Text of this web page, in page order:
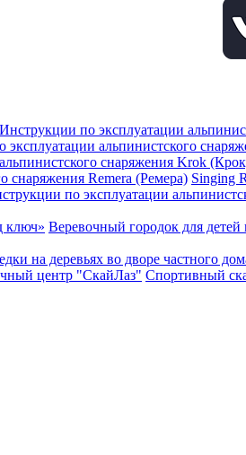
по эксплуатации
альпинистского
снаряжения Krok
снаряжения Remera (Ремера) Singing
по эксплуатации
ключ» Веревочный городок для
на деревьях во дворе частного
центр "СкайЛаз" Спортивный